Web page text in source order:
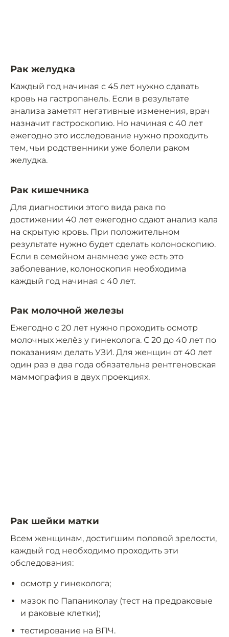
Рак желудка
Каждый год начиная с 45 лет нужно сдавать
кровь на гастропанель. Если в результате
анализа заметят негативные изменения, врач
назначит гастроскопию. Но начиная с 40 лет
ежегодно это исследование нужно проходить
тем, чьи родственники уже болели раком
желудка.
Рак кишечника
Для диагностики этого вида рака по
достижении 40 лет ежегодно сдают анализ кала
на скрытую кровь. При положительном
результате нужно будет сделать колоноскопию.
Если в семейном анамнезе уже есть это
заболевание, колоноскопия необходима
каждый год начиная с 40 лет.
Рак молочной железы
Ежегодно с 20 лет нужно проходить осмотр
молочных желёз у гинеколога. С 20 до 40 лет по
показаниям делать УЗИ. Для женщин от 40 лет
один раз в два года обязательна рентгеновская
маммография в двух проекциях.
Рак шейки матки
Всем женщинам, достигшим половой зрелости,
каждый год необходимо проходить эти
обследования:
осмотр у гинеколога;
мазок по Папаниколау (тест на предраковые
и раковые клетки);
тестирование на ВПЧ.